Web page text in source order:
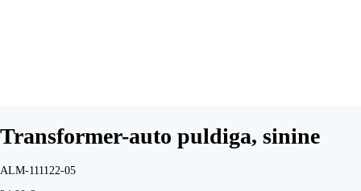
Transformer-auto puldiga, sinine
ALM-111122-05